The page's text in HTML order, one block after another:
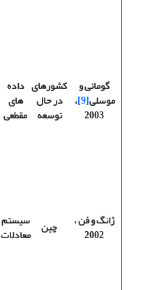
گومانی و
موسلی[9] ،
2003
کشورهای
در حال
توسعه
داده
های
مقطعی
ژانگ و فن،
2002 چین سیستم
معادلات